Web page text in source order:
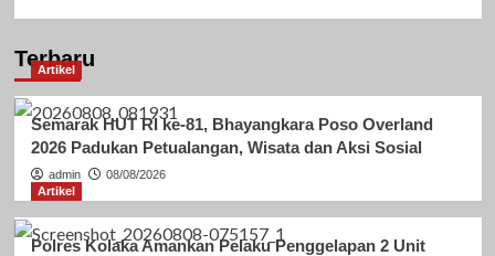
Terbaru
Artikel
Semarak HUT RI ke-81, Bhayangkara Poso Overland
2026 Padukan Petualangan, Wisata dan Aksi Sosial
admin
08/08/2026
Artikel
Polres Kolaka Amankan Pelaku Penggelapan 2 Unit